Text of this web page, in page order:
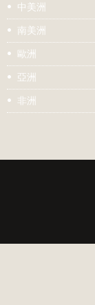
中美洲
南美洲
歐洲
亞洲
非洲